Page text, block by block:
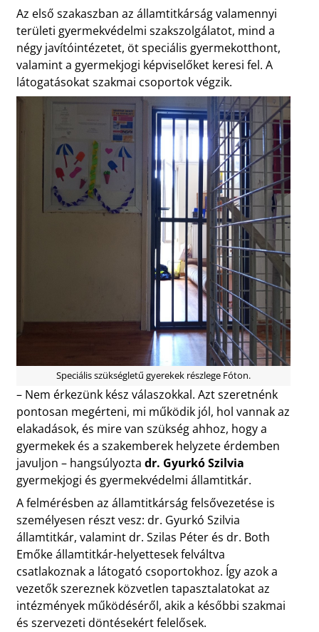
Az első szakaszban az államtitkárság valamennyi
területi gyermekvédelmi szakszolgálatot, mind a
négy javítóintézetet, öt speciális gyermekotthont,
valamint a gyermekjogi képviselőket keresi fel. A
látogatásokat szakmai csoportok végzik.
Speciális szükségletű gyerekek részlege Fóton.
– Nem érkezünk kész válaszokkal. Azt szeretnénk
pontosan megérteni, mi működik jól, hol vannak az
elakadások, és mire van szükség ahhoz, hogy a
gyermekek és a szakemberek helyzete érdemben
javuljon – hangsúlyozta dr. Gyurkó Szilvia
gyermekjogi és gyermekvédelmi államtitkár.
A felmérésben az államtitkárság felsővezetése is
személyesen részt vesz: dr. Gyurkó Szilvia
államtitkár, valamint dr. Szilas Péter és dr. Both
Emőke államtitkár-helyettesek felváltva
csatlakoznak a látogató csoportokhoz. Így azok a
vezetők szereznek közvetlen tapasztalatokat az
intézmények működéséről, akik a későbbi szakmai
és szervezeti döntésekért felelősek.